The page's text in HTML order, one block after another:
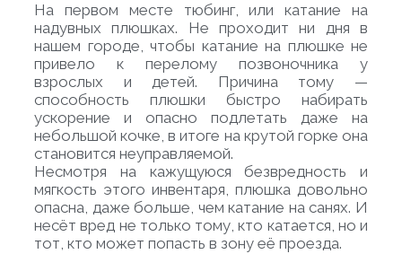
На первом месте тюбинг, или катание на
надувных плюшках. Не проходит ни дня в
нашем городе, чтобы катание на плюшке не
привело к перелому позвоночника у
взрослых и детей. Причина тому —
способность плюшки быстро набирать
ускорение и опасно подлетать даже на
небольшой кочке, в итоге на крутой горке она
становится неуправляемой.
Несмотря на кажущуюся безвредность и
мягкость этого инвентаря, плюшка довольно
опасна, даже больше, чем катание на санях. И
несёт вред не только тому, кто катается, но и
тот, кто может попасть в зону её проезда.